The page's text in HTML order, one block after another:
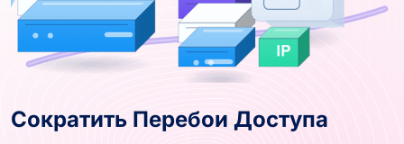
Сократить Перебои Доступа